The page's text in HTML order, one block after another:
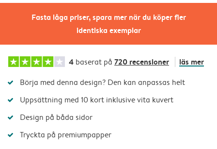
Fasta låga priser, spara mer när du köper fler
identiska exemplar
4 baserat på 720 recensioner läs mer
Börja med denna design? Den kan anpassas helt
Uppsättning med 10 kort inklusive vita kuvert
Design på båda sidor
Tryckta på premiumpapper